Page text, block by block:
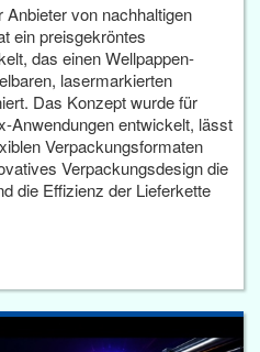
Anbieter von nachhaltigen
ein preisgekröntes
das einen Wellpappen-
lasermarkierten
Das Konzept wurde für
Anwendungen entwickelt, lässt
Verpackungsformaten
Verpackungsdesign die
die Effizienz der Lieferkette